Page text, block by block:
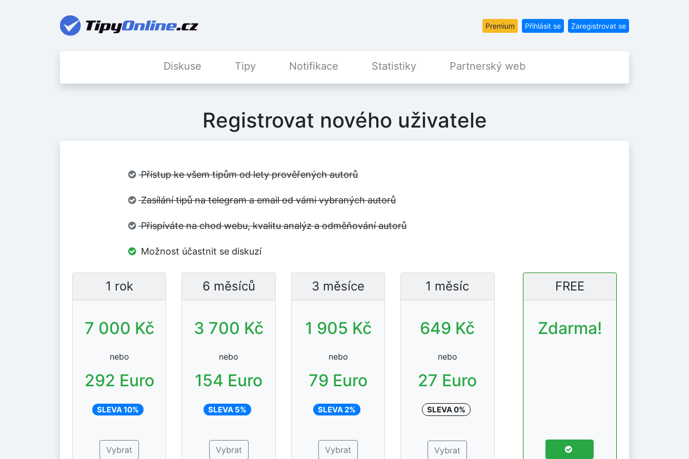
Premium Přihlásit se Zaregistrovat se
Diskuse Tipy Notifikace Statistiky Partnerský web
Registrovat nového uživatele
Přístup ke všem tipům od lety prověřených autorů
Zasílání tipů na telegram a email od vámi vybraných autorů
Přispíváte na chod webu, kvalitu analýz a odměňování autorů
Možnost účastnit se diskuzí
1 rok
7 000 Kč
nebo
292 Euro
SLEVA 10%
Vybrat
6 měsíců
3 700 Kč
nebo
154 Euro
SLEVA 5%
Vybrat
3 měsíce
1 905 Kč
nebo
79 Euro
SLEVA 2%
Vybrat
1 měsíc
649 Kč
nebo
27 Euro
SLEVA 0%
Vybrat
FREE
Zdarma!